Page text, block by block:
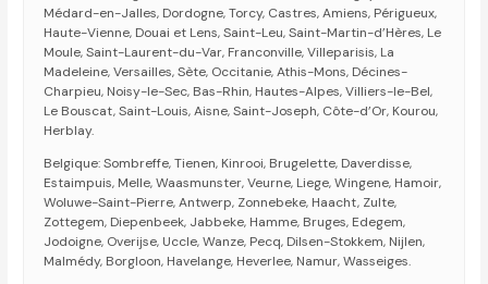
Médard-en-Jalles, Dordogne, Torcy, Castres, Amiens, Périgueux,
Haute-Vienne, Douai et Lens, Saint-Leu, Saint-Martin-d’Hères, Le
Moule, Saint-Laurent-du-Var, Franconville, Villeparisis, La
Madeleine, Versailles, Sète, Occitanie, Athis-Mons, Décines-
Charpieu, Noisy-le-Sec, Bas-Rhin, Hautes-Alpes, Villiers-le-Bel,
Le Bouscat, Saint-Louis, Aisne, Saint-Joseph, Côte-d’Or, Kourou,
Herblay.
Belgique: Sombreffe, Tienen, Kinrooi, Brugelette, Daverdisse,
Estaimpuis, Melle, Waasmunster, Veurne, Liege, Wingene, Hamoir,
Woluwe-Saint-Pierre, Antwerp, Zonnebeke, Haacht, Zulte,
Zottegem, Diepenbeek, Jabbeke, Hamme, Bruges, Edegem,
Jodoigne, Overijse, Uccle, Wanze, Pecq, Dilsen-Stokkem, Nijlen,
Malmédy, Borgloon, Havelange, Heverlee, Namur, Wasseiges.